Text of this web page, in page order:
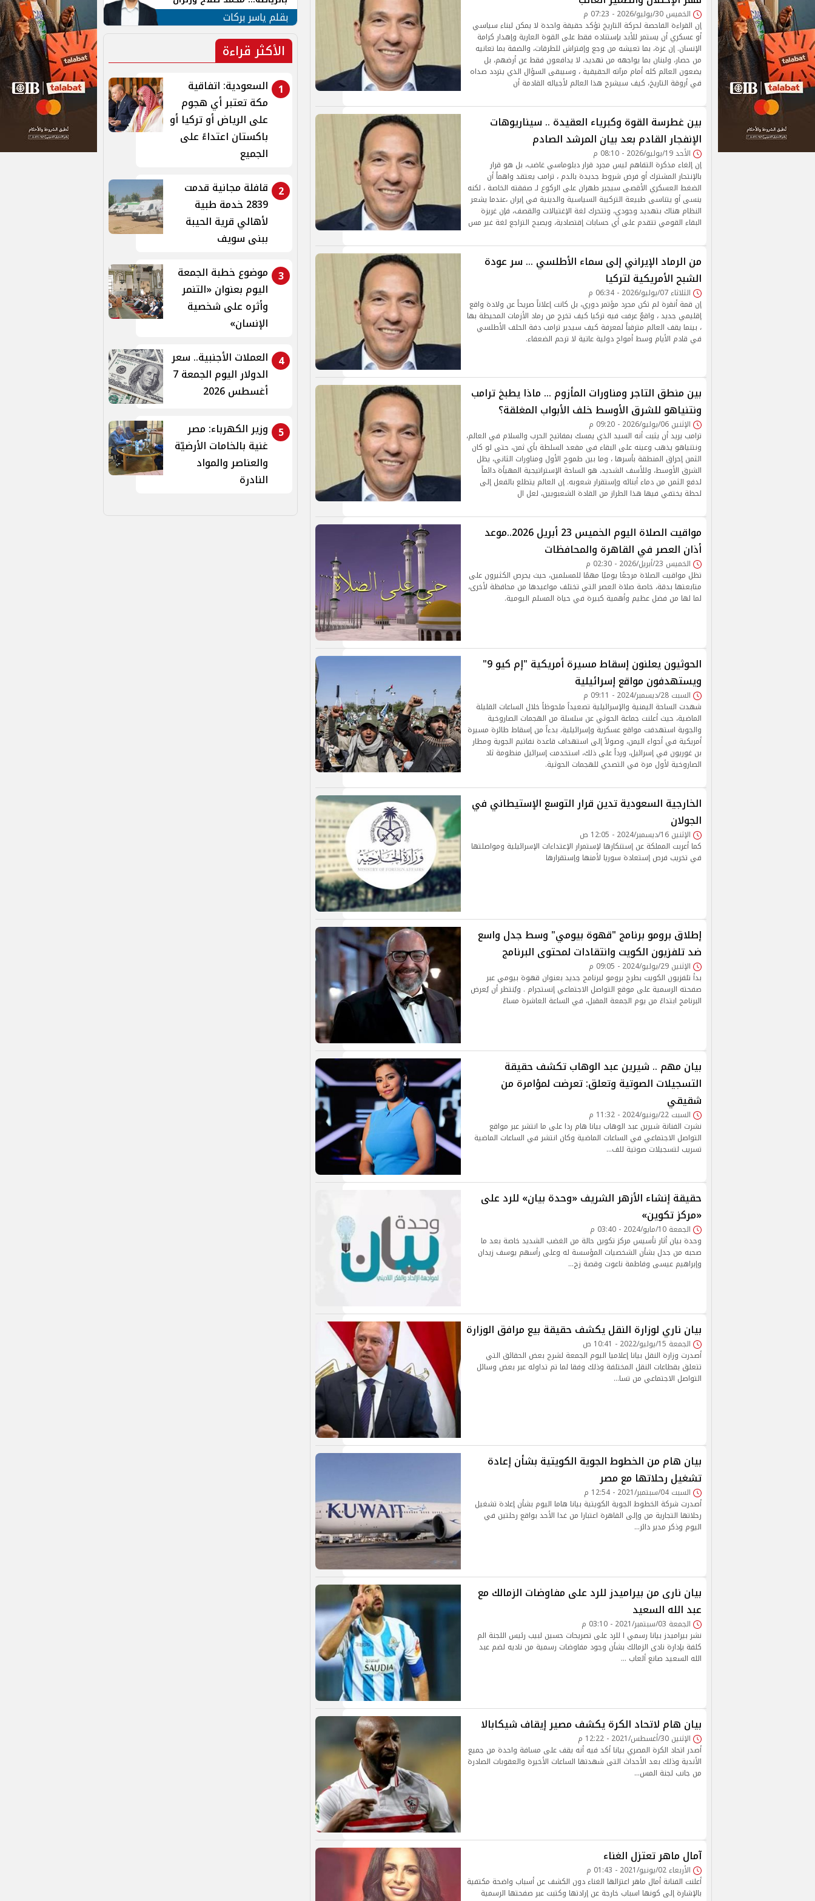
الخميس 30/يوليو/2026 - 07:23 م
إن القراءة الفاحصة لحركة التاريخ تؤكد حقيقة واحدة لا يمكن لبناء سياسي
أو عسكري أن يستمر للأبد بإستناده فقط على القوة العارية وإهدار كرامة
الإنسان. إن غزة، بما تعيشه من وجع وإفتراش للطرقات، والضفة بما تعانيه
من حصار، ولبنان بما يواجهه من تهديد، لا يدافعون فقط عن أرضهم، بل
يضعون العالم كله أمام مرآته الحقيقية ، وسيبقى السؤال الذي يتردد صداه
في أروقة التاريخ، كيف سيشرح هذا العالم لأجياله القادمة أن
بين غطرسة القوة وكبرياء العقيدة .. سيناريوهات
الإنفجار القادم بعد بيان المرشد الصادم
الأحد 19/يوليو/2026 - 08:10 م
إن إلغاء مذكرة التفاهم ليس مجرد قرار دبلوماسي غاضب، بل هو قرار
بالإنتحار المشترك أو فرض شروط جديدة بالدم ، ترامب يعتقد واهماً أن
الضغط العسكري الأقصى سيجبر طهران على الركوع لـ صفقته الخاصة ، لكنه
ينسى أو يتناسى طبيعة التركيبة السياسية والدينية في إيران ،عندما يشعر
النظام هناك بتهديد وجودي، وتتحرك لغة الإغتيالات والقصف، فإن غريزة
البقاء القومي تتقدم على أي حسابات إقتصادية، ويصبح التراجع لغة غير مس
من الرماد الإيراني إلى سماء الأطلسي ... سر عودة
الشبح الأمريكية لتركيا
الثلاثاء 07/يوليو/2026 - 06:34 م
إن قمة أنقرة لم تكن مجرد مؤتمر دوري، بل كانت إعلاناً صريحاً عن ولادة واقع
إقليمي جديد ، واقعٌ عرفت فيه تركيا كيف تخرج من رماد الأزمات المحيطة بها
، بينما يقف العالم مترقباً لمعرفة كيف سيدير ترامب دفة الحلف الأطلسي
في قادم الأيام وسط أمواج دولية عاتية لا ترحم الضعفاء.
بين منطق التاجر ومناورات المأزوم ... ماذا يطبخ ترامب
ونتنياهو للشرق الأوسط خلف الأبواب المغلقة؟
الإثنين 06/يوليو/2026 - 09:20 م
ترامب يريد أن يثبت أنه السيد الذي يمسك بمفاتيح الحرب والسلام في العالم،
ونتنياهو يذهب وعينه على البقاء في مقعد السلطة بأي ثمن، حتى لو كان
الثمن إحراق المنطقة بأسرها ، وما بين طموح الأول ومناورات الثاني، يظل
الشرق الأوسط، وللأسف الشديد، هو الساحة الإستراتيجية المهيأة دائماً
لدفع الثمن من دماء أبنائه وإستقرار شعوبه. إن العالم يتطلع بالفعل إلى
لحظة يختفي فيها هذا الطراز من القادة الشعبويين، لعل ال
مواقيت الصلاة اليوم الخميس 23 أبريل 2026..موعد
أذان العصر في القاهرة والمحافظات
الخميس 23/أبريل/2026 - 02:30 م
تظل مواقيت الصلاة مرجعًا يوميًا مهمًا للمسلمين، حيث يحرص الكثيرون على
متابعتها بدقة، خاصة صلاة العصر التي تختلف مواعيدها من محافظة لأخرى،
لما لها من فضل عظيم وأهمية كبيرة في حياة المسلم اليومية.
الحوثيون يعلنون إسقاط مسيرة أمريكية "إم كيو 9"
ويستهدفون مواقع إسرائيلية
السبت 28/ديسمبر/2024 - 09:11 م
شهدت الساحة اليمنية والإسرائيلية تصعيداً ملحوظاً خلال الساعات القليلة
الماضية، حيث أعلنت جماعة الحوثي عن سلسلة من الهجمات الصاروخية
والجوية استهدفت مواقع عسكرية وإسرائيلية، بدءاً من إسقاط طائرة مسيرة
أمريكية في أجواء اليمن، وصولاً إلى استهداف قاعدة نفاتيم الجوية ومطار
بن غوريون في إسرائيل، ورداً على ذلك، استخدمت إسرائيل منظومة ثاد
الصاروخية لأول مرة في التصدي للهجمات الحوثية.
الخارجية السعودية تدين قرار التوسع الإستيطاني في
الجولان
الإثنين 16/ديسمبر/2024 - 12:05 ص
كما أعربت المملكة عن إستنكارها لإستمرار الإعتداءات الإسرائيلية ومواصلتها
في تخريب فرص إستعادة سوريا لأمنها وإستقرارها
إطلاق برومو برنامج "قهوة بيومي" وسط جدل واسع
ضد تلفزيون الكويت وانتقادات لمحتوى البرنامج
الإثنين 29/يوليو/2024 - 09:05 م
بدأ تلفزيون الكويت بطرح برومو لبرنامج جديد بعنوان قهوة بيومي عبر
صفحته الرسمية على موقع التواصل الاجتماعي إنستجرام . ويُنتظر أن يُعرض
البرنامج ابتداءً من يوم الجمعة المقبل، في الساعة العاشرة مساءً
بيان مهم .. شيرين عبد الوهاب تكشف حقيقة
التسجيلات الصوتية وتعلق: تعرضت لمؤامرة من
شقيقي
السبت 22/يونيو/2024 - 11:32 م
نشرت الفنانة شيرين عبد الوهاب بيانا هام ردا على ما انتشر عبر مواقع
التواصل الاجتماعي في الساعات الماضية وكان انتشر في الساعات الماضية
تسريب لتسجيلات صوتية للف…
حقيقة إنشاء الأزهر الشريف «وحدة بيان» للرد على
«مركز تكوين»
الجمعة 10/مايو/2024 - 03:40 م
وحدة بيان أثار تأسيس مركز تكوين حالة من الغضب الشديد خاصة بعد ما
صحبه من جدل بشأن الشخصيات المؤسسة له وعلى رأسهم يوسف زيدان
وإبراهيم عيسى وفاطمة ناعوت وقصة زج…
بيان ناري لوزارة النقل يكشف حقيقة بيع مرافق الوزارة
الجمعة 15/يوليو/2022 - 10:41 ص
أصدرت وزارة النقل بيانا إعلاميا اليوم الجمعة لشرح بعض الحقائق التي
تتعلق بقطاعات النقل المختلفة وذلك وفقا لما تم تداوله عبر بعض وسائل
التواصل الاجتماعي من تسا…
بيان هام من الخطوط الجوية الكويتية بشأن إعادة
تشغيل رحلاتها مع مصر
السبت 04/سبتمبر/2021 - 12:54 م
أصدرت شركة الخطوط الجوية الكويتية بيانا هاما اليوم بشأن إعادة تشغيل
رحلاتها التجارية من وإلى القاهرة اعتبارا من غدا الأحد بواقع رحلتين في
اليوم وذكر مدير دائر…
بيان نارى من بيراميدز للرد على مفاوضات الزمالك مع
عبد الله السعيد
الجمعة 03/سبتمبر/2021 - 03:10 م
نشر بيراميدز بيانا رسمي ا للرد على تصريحات حسين لبيب رئيس اللجنة الم
كلفة بإدارة نادى الزمالك بشأن وجود مفاوضات رسمية من ناديه لضم عبد
الله السعيد صانع ألعاب …
بيان هام لاتحاد الكرة يكشف مصير إيقاف شيكابالا
الإثنين 30/أغسطس/2021 - 12:22 م
أصدر اتحاد الكرة المصري بيانا أكد فيه أنه يقف على مسافة واحدة من جميع
الأندية وذلك بعد الأحداث التى شهدتها الساعات الأخيرة والعقوبات الصادرة
من جانب لجنة المس…
آمال ماهر تعتزل الغناء
الأربعاء 02/يونيو/2021 - 01:43 م
أعلنت الفنانة أمال ماهر اعتزالها الغناء دون الكشف عن أسباب واضحة مكتفية
بالإشارة إلى كونها اسباب خارجة عن إرادتها وكتبت عبر صفحتها الرسمية
الهوية في الشارع التركي
بقلم ياسر بركات
الأكثر قراءة
1
السعودية: اتفاقية
مكة تعتبر أي هجوم
على الرياض أو تركيا أو
باكستان اعتداءً على
الجميع
2
قافلة مجانية قدمت
2839 خدمة طبية
لأهالي قرية الحيبة
ببنى سويف
3 موضوع خطبة الجمعة
اليوم بعنوان «التنمر
وأثره على شخصية
الإنسان»
4
العملات الأجنبية.. سعر
الدولار اليوم الجمعة 7
أغسطس 2026
5
وزير الكهرباء: مصر
غنية بالخامات الأرضيّة
والعناصر والمواد
النادرة